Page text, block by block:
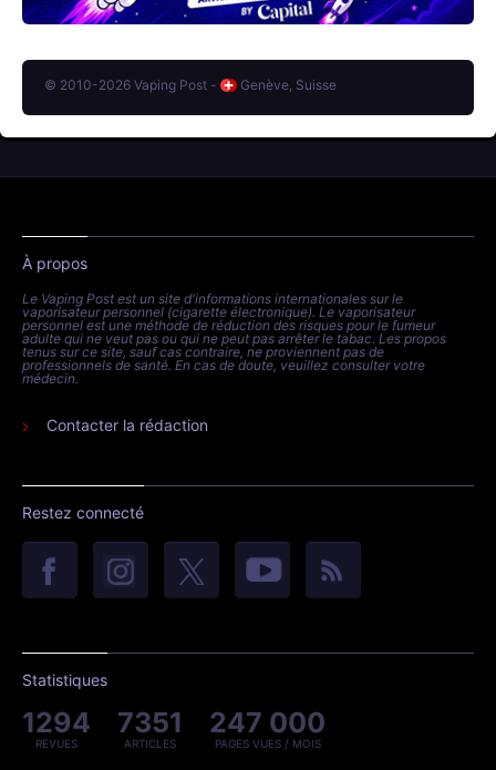
© 2010-2026 Vaping Post - Genève, Suisse
À propos
Le Vaping Post est un site d'informations internationales sur le
vaporisateur personnel (cigarette électronique). Le vaporisateur
personnel est une méthode de réduction des risques pour le fumeur
adulte qui ne veut pas ou qui ne peut pas arrêter le tabac. Les propos
tenus sur ce site, sauf cas contraire, ne proviennent pas de
professionnels de santé. En cas de doute, veuillez consulter votre
médecin.
Contacter la rédaction
Restez connecté
Statistiques
1294
REVUES
7351
ARTICLES
247 000
PAGES VUES / MOIS